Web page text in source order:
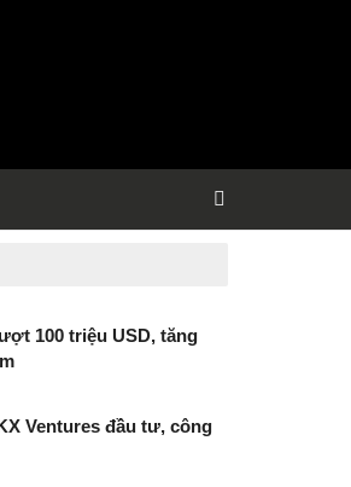
100 triệu USD, tăng
Ventures đầu tư, công